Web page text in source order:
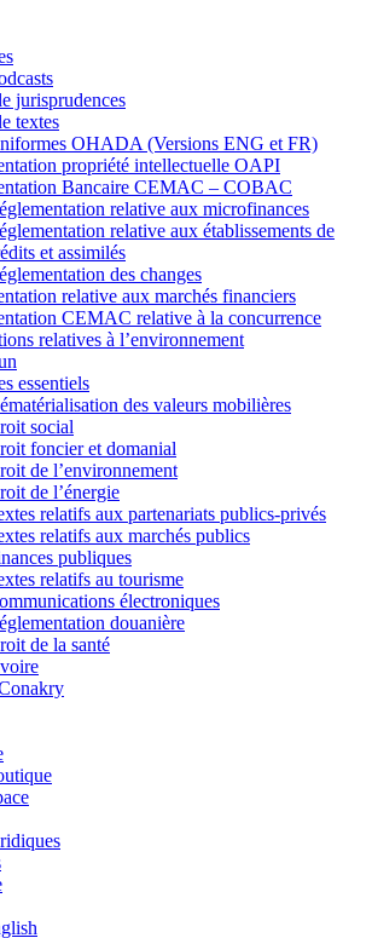
jurisprudences
textes
OHADA (Versions ENG et FR)
propriété intellectuelle OAPI
Bancaire CEMAC – COBAC
relative aux microfinances
relative aux établissements de
et assimilés
des changes
relative aux marchés financiers
CEMAC relative à la concurrence
relatives à l’environnement
essentiels
des valeurs mobilières
social
foncier et domanial
de l’environnement
de l’énergie
relatifs aux partenariats publics-privés
relatifs aux marchés publics
publiques
relatifs au tourisme
électroniques
douanière
de la santé